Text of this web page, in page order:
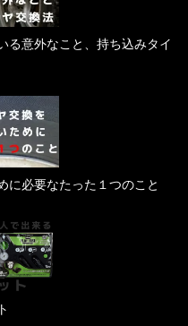
る意外なこと、持ち込みタイ
に必要なたった１つのこと